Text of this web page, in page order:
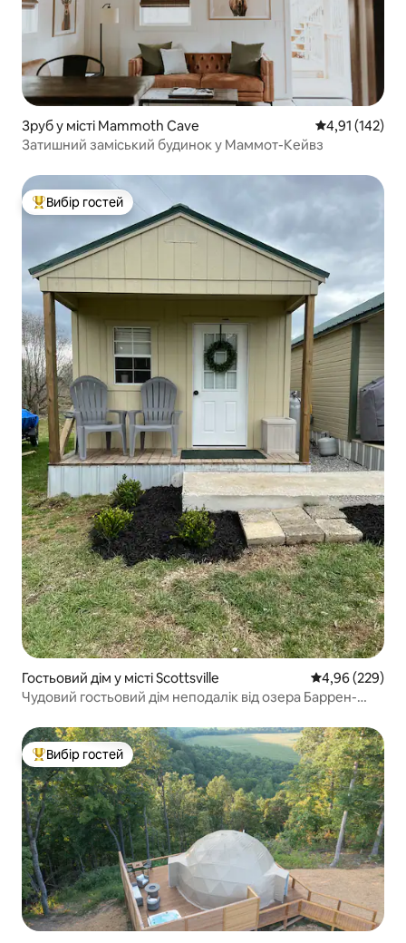
Зруб у місті Mammoth Cave Середня
4,91 (142)
Затишний заміський будинок у Маммот-Кейвз
Топ вибір гостей
Вибір гостей
Гостьовий дім у місті Scottsville Середня
4,96 (229)
Чудовий гостьовий дім неподалік від озера Баррен-
Топ вибір гостей
Вибір гостей